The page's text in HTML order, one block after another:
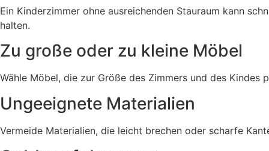
Ein Kinderzimmer ohne ausreichenden Stauraum kann
halten.
Zu große oder zu kleine Möbel
Wähle Möbel, die zur Größe des Zimmers und des
Ungeeignete Materialien
Vermeide Materialien, die leicht brechen oder scharfe